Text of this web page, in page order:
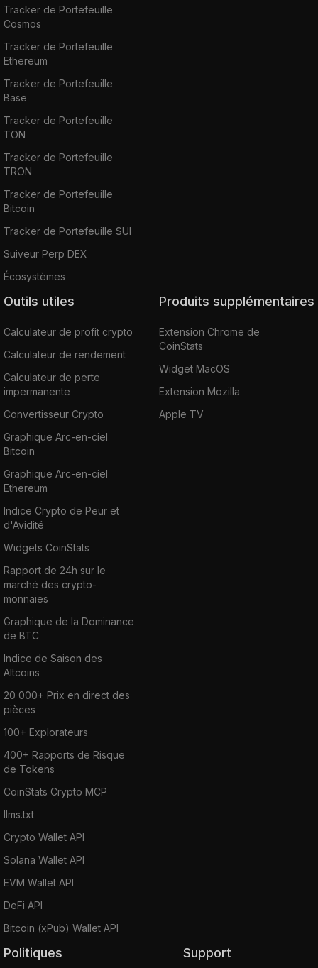
Tracker de Portefeuille
Cosmos
Tracker de Portefeuille
Ethereum
Tracker de Portefeuille
Base
Tracker de Portefeuille
TON
Tracker de Portefeuille
TRON
Tracker de Portefeuille
Bitcoin
Tracker de Portefeuille SUI
Suiveur Perp DEX
Écosystèmes
Outils utiles
Calculateur de profit crypto
Calculateur de rendement
Calculateur de perte
impermanente
Convertisseur Crypto
Graphique Arc-en-ciel
Bitcoin
Graphique Arc-en-ciel
Ethereum
Indice Crypto de Peur et
d'Avidité
Widgets CoinStats
Rapport de 24h sur le
marché des crypto-
monnaies
Graphique de la Dominance
de BTC
Indice de Saison des
Altcoins
20 000+ Prix en direct des
pièces
100+ Explorateurs
400+ Rapports de Risque
de Tokens
CoinStats Crypto MCP
llms.txt
Crypto Wallet API
Solana Wallet API
EVM Wallet API
DeFi API
Bitcoin (xPub) Wallet API
Produits supplémentaires
Extension Chrome de
CoinStats
Widget MacOS
Extension Mozilla
Apple TV
Politiques Support